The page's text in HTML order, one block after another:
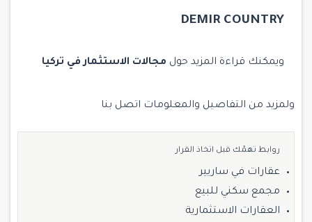
DEMIR COUNTRY
ويمكنك قراءة المزيد حول مجالات الاستثمار في تركيا
ولمزيد من التفاصيل والمعلومات اتصل بنا
روابط تهمّك قبل اتخاذ القرار
عقارات في ساريير
مجمع سكني للبيع
العقارات الاستثمارية